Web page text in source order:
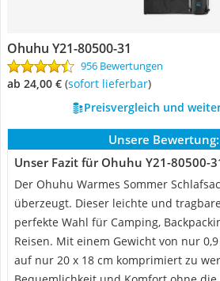
Ohuhu Y21-80500-31
956 Bewertungen
ab 24,00 € ( Sofort lieferbar)
Preisvergleich und
Unsere Bewertung:
Unser Fazit für Ohuhu Y21-80500-
Der Ohuhu Warmes Sommer
überzeugt. Dieser leichte und
perfekte Wahl für Camping,
Reisen. Mit einem Gewicht von nur
auf nur 20 x 18 cm komprimiert zu